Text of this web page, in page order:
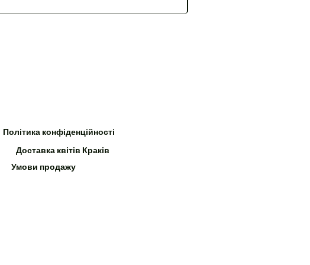
Політика конфіденційності
Доставка квітів Краків
Умови продажу